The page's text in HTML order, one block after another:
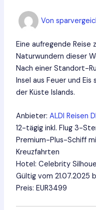
Von
Eine aufregende Reise
Naturwundern dieser
Nach einer Standort-
Insel aus Feuer und
der Küste Islands.
Anbieter: ALDI Reisen
12-tägig inkl. Flug 3-
Premium-Plus-Schiff
Kreuzfahrten
Hotel: Celebrity
Gültig vom 21.07.2025
Preis: EUR3499